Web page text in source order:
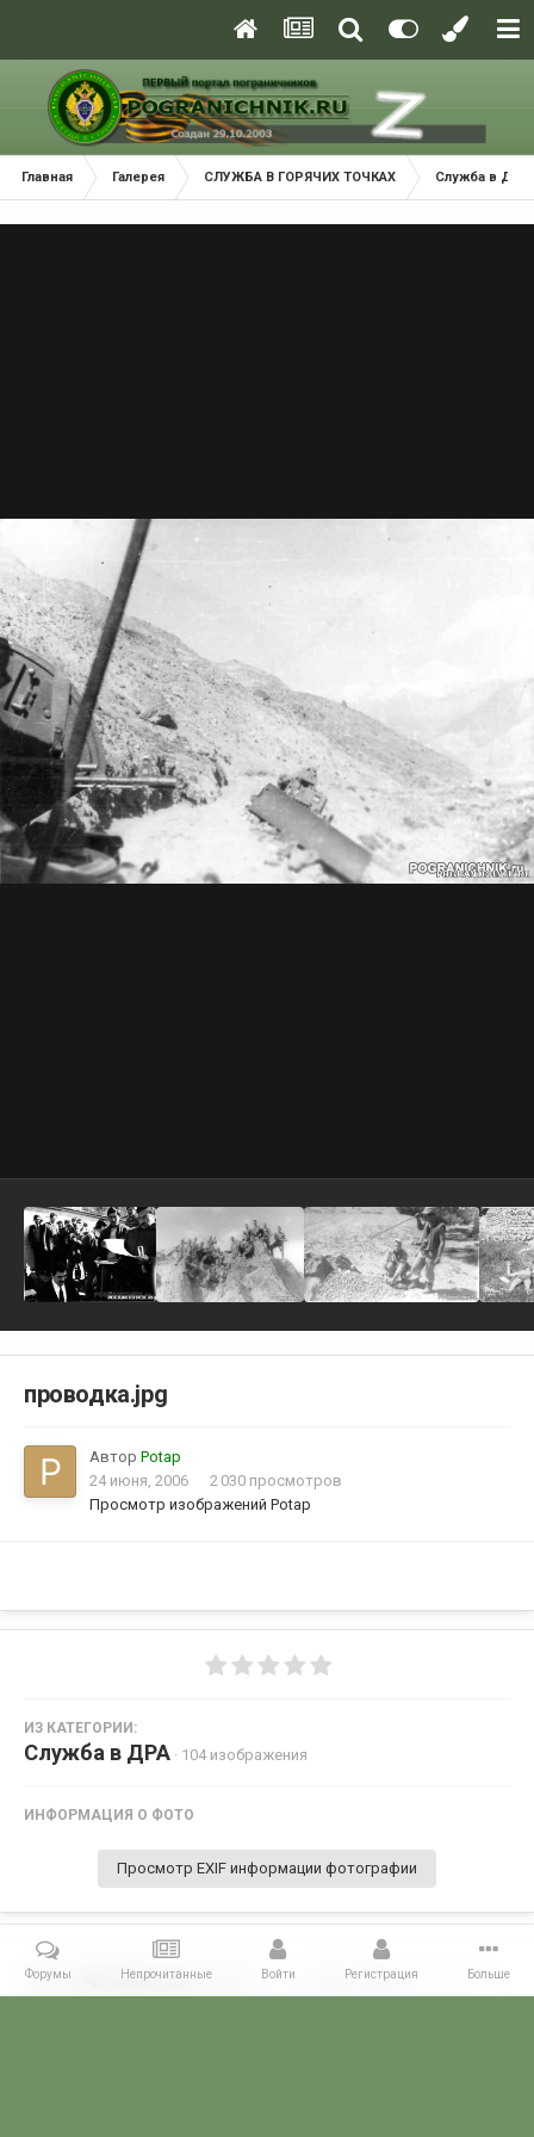
Главная Галерея СЛУЖБА В ГОРЯЧИХ ТОЧКАХ Служба в ДРА
проводка.jpg
Автор Potap
24 июня, 2006
2 030 просмотров
Просмотр изображений Potap
ИЗ КАТЕГОРИИ:
Служба в ДРА · 104 изображения
ИНФОРМАЦИЯ О ФОТО
Просмотр EXIF информации фотографии
Поделиться Подписчики 0
Форумы Непрочитанные Войти Регистрация Больше